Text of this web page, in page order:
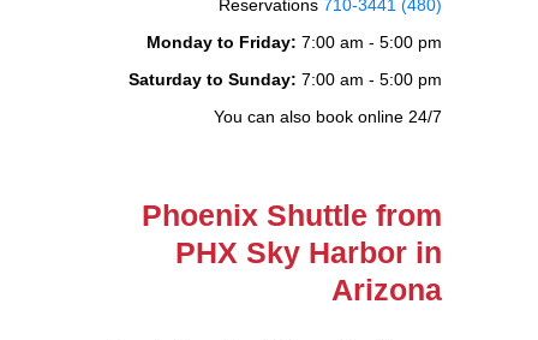
(480) 710-3441
Monday to Friday: 7:00 am - 5:00 pm
Saturday to Sunday: 7:00 am - 5:00 pm
You can also book online 24/7
Phoenix Shuttle from
PHX Sky Harbor in
Arizona